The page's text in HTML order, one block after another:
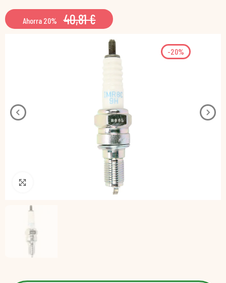
Ahorra 20% 40,81 €
-20%
Pincha para agrandar